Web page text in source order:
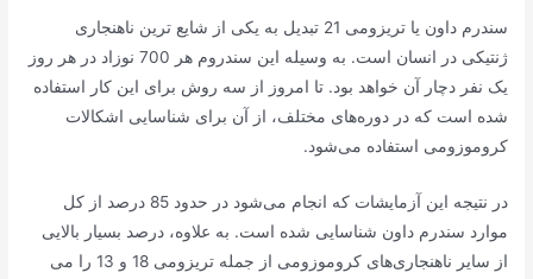
سندرم داون یا تریزومی 21 تبدیل به یکی از شایع ترین ناهنجاری
ژنتیکی در انسان است. به وسیله این سندروم هر 700 نوزاد در هر روز
یک نفر دچار آن خواهد بود. تا امروز از سه روش برای این کار استفاده
شده است که در دوره‌های مختلف، از آن برای شناسایی اشکالات
کروموزومی استفاده می‌شود.
در نتیجه این آزمایشات که انجام می‌شود در حدود 85 درصد از کل
موارد سندرم داون شناسایی شده است. به علاوه، درصد بسیار بالایی
از سایر ناهنجاری‌های کروموزومی از جمله تریزومی 18 و 13 را می